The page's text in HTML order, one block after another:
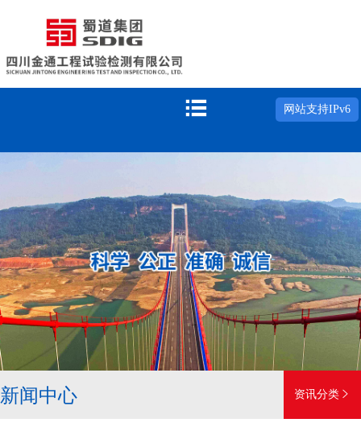
 网站支持IPv6
新闻中心 资讯分类